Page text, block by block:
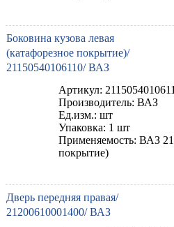
Боковина кузова левая
(катафорезное покрытие)/
21150540106110/ ВАЗ
Артикул:
Производитель: ВАЗ
Ед.изм.: шт
Упаковка: 1 шт
Применяемость: ВАЗ
покрытие)
Дверь передняя правая/
21200610001400/ ВАЗ